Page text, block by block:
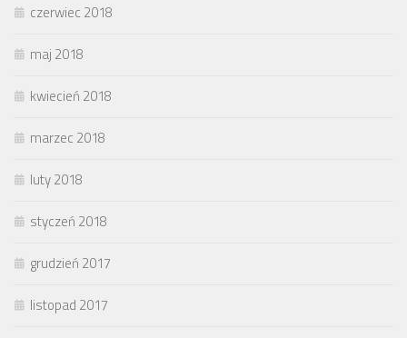
czerwiec 2018
maj 2018
kwiecień 2018
marzec 2018
luty 2018
styczeń 2018
grudzień 2017
listopad 2017